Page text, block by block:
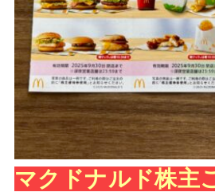
マクドナルド株主